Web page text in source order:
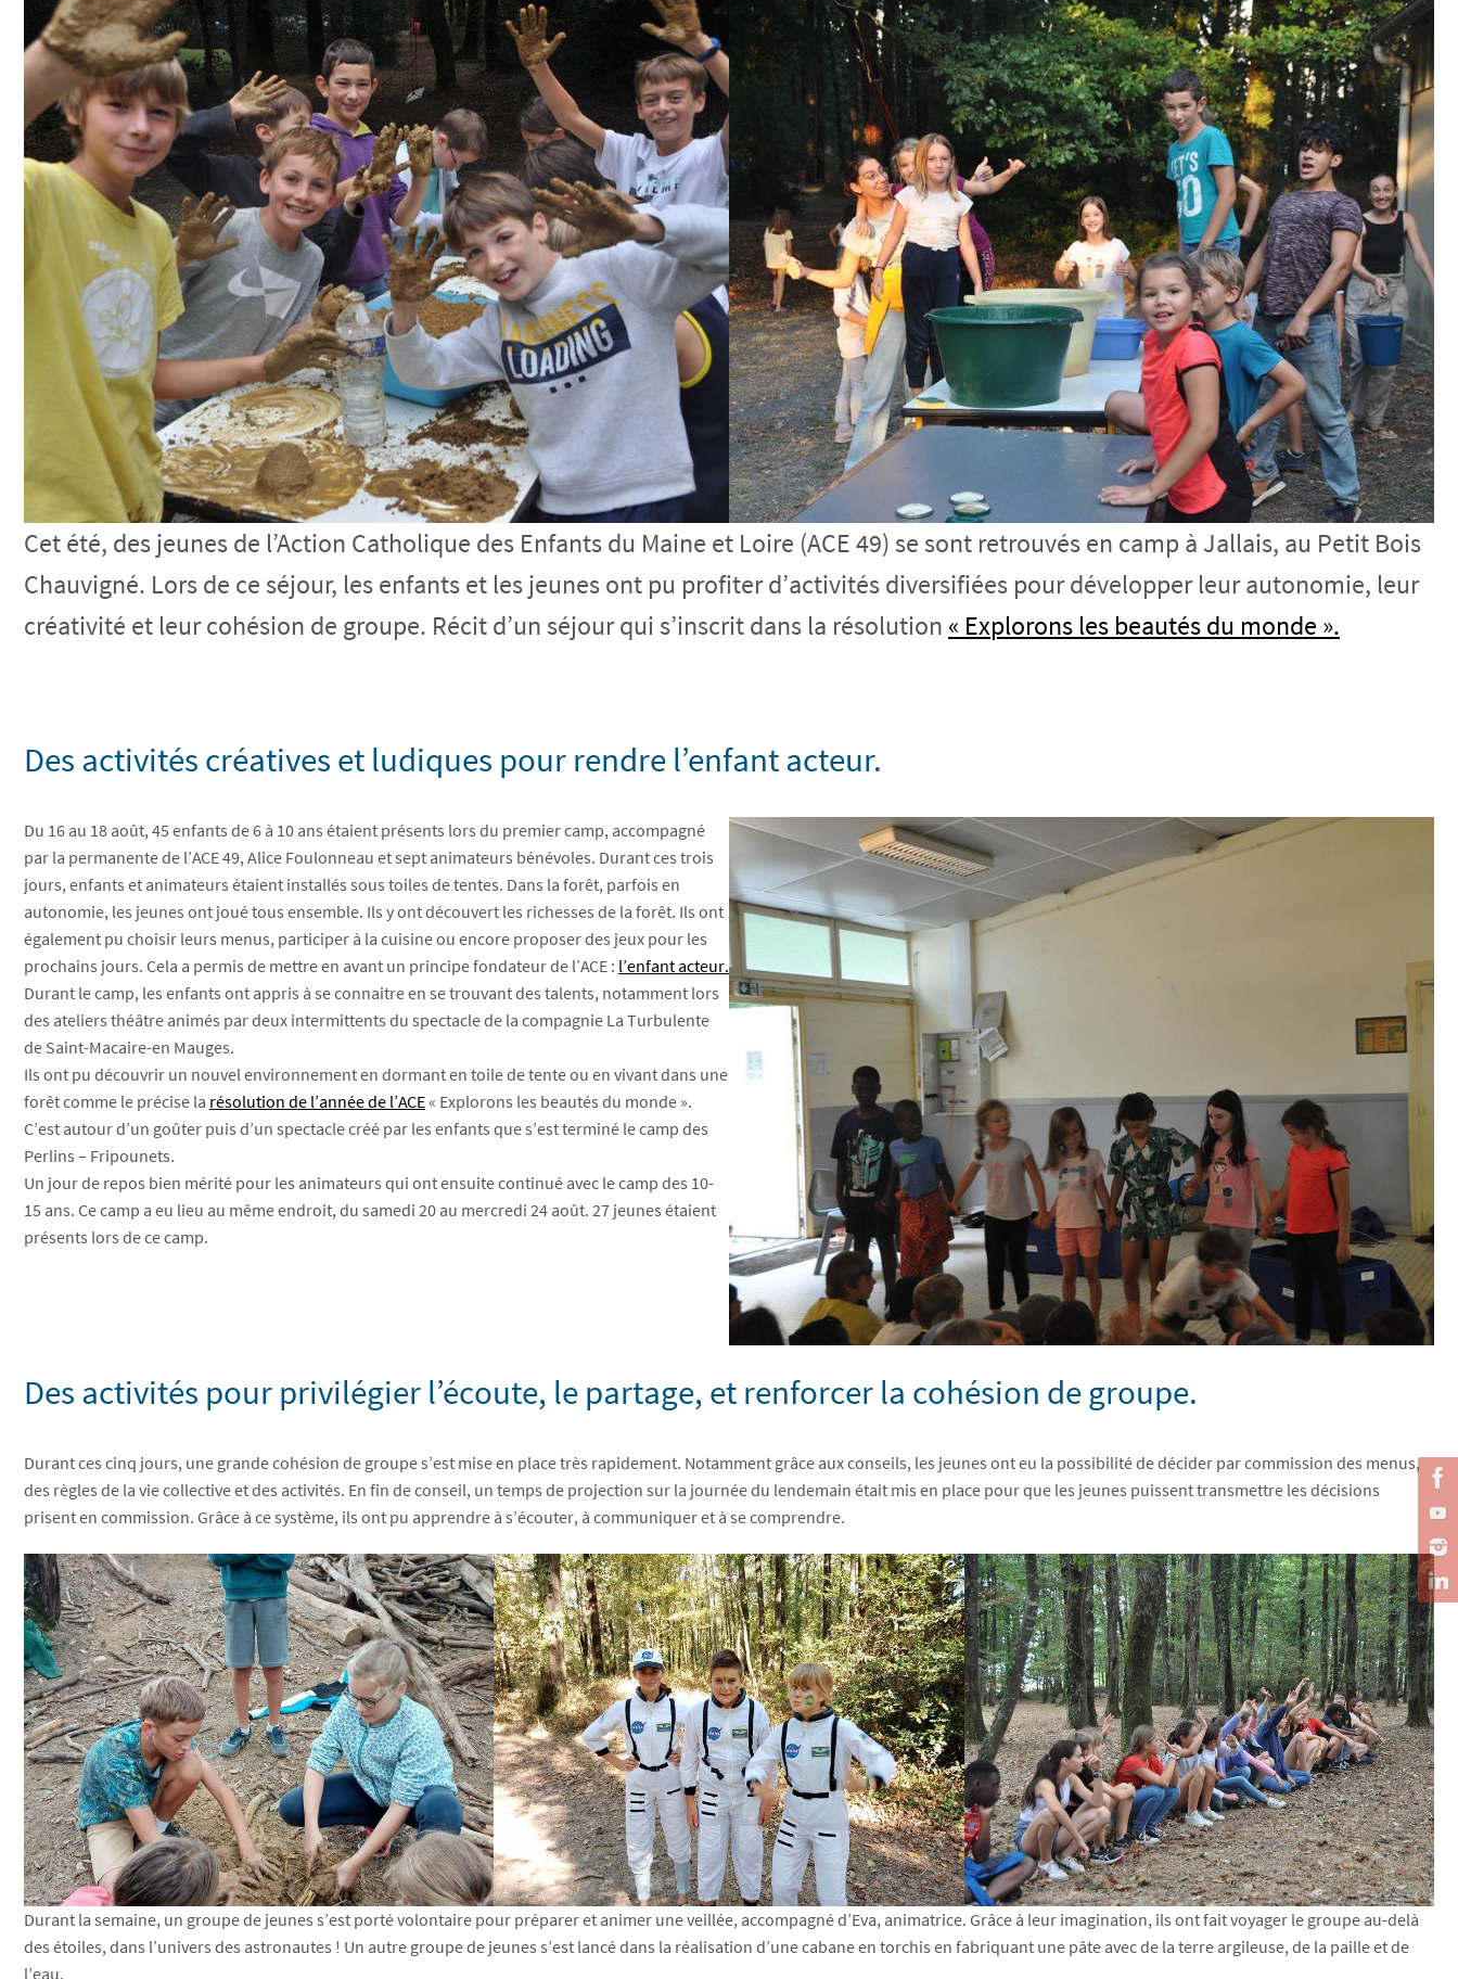
Cet été, des jeunes de l’Action Catholique des Enfants du Maine et Loire (ACE 49) se sont retrouvés en camp à Jallais, au Petit Bois
Chauvigné. Lors de ce séjour, les enfants et les jeunes ont pu profiter d’activités diversifiées pour développer leur autonomie, leur
créativité et leur cohésion de groupe. Récit d’un séjour qui s’inscrit dans la résolution « Explorons les beautés du monde ».
Des activités créatives et ludiques pour rendre l’enfant acteur.
Du 16 au 18 août, 45 enfants de 6 à 10 ans étaient présents lors du premier camp, accompagné
par la permanente de l’ACE 49, Alice Foulonneau et sept animateurs bénévoles. Durant ces trois
jours, enfants et animateurs étaient installés sous toiles de tentes. Dans la forêt, parfois en
autonomie, les jeunes ont joué tous ensemble. Ils y ont découvert les richesses de la forêt. Ils ont
également pu choisir leurs menus, participer à la cuisine ou encore proposer des jeux pour les
prochains jours. Cela a permis de mettre en avant un principe fondateur de l’ACE : l’enfant acteur.
Durant le camp, les enfants ont appris à se connaitre en se trouvant des talents, notamment lors
des ateliers théâtre animés par deux intermittents du spectacle de la compagnie La Turbulente
de Saint-Macaire-en Mauges.
Ils ont pu découvrir un nouvel environnement en dormant en toile de tente ou en vivant dans une
forêt comme le précise la résolution de l’année de l’ACE« Explorons les beautés du monde ».
C’est autour d’un goûter puis d’un spectacle créé par les enfants que s’est terminé le camp des
Perlins – Fripounets.
Un jour de repos bien mérité pour les animateurs qui ont ensuite continué avec le camp des 10-
15 ans. Ce camp a eu lieu au même endroit, du samedi 20 au mercredi 24 août. 27 jeunes étaient
présents lors de ce camp.
Des activités pour privilégier l’écoute, le partage, et renforcer la cohésion de groupe.
Durant ces cinq jours, une grande cohésion de groupe s’est mise en place très rapidement. Notamment grâce aux conseils, les jeunes ont eu la possibilité de décider par commission des menus,
des règles de la vie collective et des activités. En fin de conseil, un temps de projection sur la journée du lendemain était mis en place pour que les jeunes puissent transmettre les décisions
prisent en commission. Grâce à ce système, ils ont pu apprendre à s’écouter, à communiquer et à se comprendre.
Durant la semaine, un groupe de jeunes s’est porté volontaire pour préparer et animer une veillée, accompagné d’Eva, animatrice. Grâce à leur imagination, ils ont fait voyager le groupe au-delà
des étoiles, dans l’univers des astronautes ! Un autre groupe de jeunes s’est lancé dans la réalisation d’une cabane en torchis en fabriquant une pâte avec de la terre argileuse, de la paille et de
l’eau.